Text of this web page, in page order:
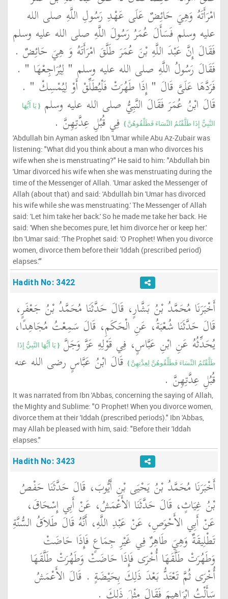
امْرَأَتَهُ وَهِيَ حَائِضٌ عَلَى عَهْدِ رَسُولِ اللَّهِ صلى الله
عليه وسلم فَسَأَلَ عُمَرُ رَسُولَ اللَّهِ صلى الله عليه وسلم
فَقَالَ إِنَّ عَبْدَ اللَّهِ بْنَ عُمَرَ طَلَّقَ امْرَأَتَهُ وَ هِيَ حَائِضٌ ‏.‏
فَقَالَ رَسُولُ اللَّهِ صلى الله عليه وسلم ‏"‏ لِيُرَاجِعْهَا ‏"‏ ‏.‏
فَرَدَّهَا عَلَىَّ قَالَ ‏"‏ إِذَا طَهُرَتْ فَلْيُطَلِّقْ أَوْ لِيُمْسِكْ ‏"‏ ‏.‏
قَالَ ابْنُ عُمَرَ فَقَالَ النَّبِيُّ صلى الله عليه وسلم ‏ {‏ يَا أَيُّهَا
النَّبِيُّ إِذَا طَلَّقْتُمُ النِّسَاءَ فَطَلِّقُوهُنَّ ‏} ‏ فِي قُبُلِ عِدَّتِهِنَّ ‏.‏
'Abdullah bin Ayman asked Ibn 'Umar while Abu Az-Zubair was
listening: "What did you think about a man who divorces his
wife when she is menstruating?" He said to him: "Abdullah bin
'Umar divorced his wife when she was menstruating during the
time of the Messenger of Allah. 'Umar asked the Messenger of
Allah (about that) and said: 'Abdullah bin 'Umar has divorced
his wife while she was menstruating.' The Messenger of Allah
said: 'Let him take her back.' So he made me take her back. He
said: 'When she becomes pure, let him divorce her or keep her.'
Ibn 'Umar said: 'The Prophet said: 'O Prophet! When you divorce
women, divorce them before their 'Iddah (prescribed period)
elapses.'"
Hadith No: 3422
أَخْبَرَنَا مُحَمَّدُ بْنُ بَشَّارٍ، قَالَ حَدَّثَنَا مُحَمَّدُ بْنُ جَعْفَرٍ،
قَالَ حَدَّثَنَا شُعْبَةُ، عَنِ الْحَكَمِ، قَالَ سَمِعْتُ مُجَاهِدًا،
يُحَدِّثُهُ عَنِ ابْنِ عَبَّاسٍ، فِي قَوْلِهِ عَزَّ وَجَلَّ ‏ {‏ يَا أَيُّهَا النَّبِيُّ إِذَا
طَلَّقْتُمُ النِّسَاءَ فَطَلِّقُوهُنَّ لِعِدَّتِهِنَّ ‏} ‏ قَالَ ابْنُ عَبَّاسٍ رضى الله عنه
قُبُلِ عِدَّتِهِنَّ ‏.‏
It was narrated from Ibn 'Abbas, concerning the saying of Allah,
the Mighty and Sublime: "O Prophet! When you divorce women,
divorce them at their 'Iddah (prescribed periods)." Ibn 'Abbas,
may Allah be pleased with him, said: "Before their 'Iddah
elapses."
Hadith No: 3423
أَخْبَرَنَا مُحَمَّدُ بْنُ يَحْيَى بْنِ أَيُّوبَ، قَالَ حَدَّثَنَا حَفْصُ
بْنُ غِيَاثٍ، قَالَ حَدَّثَنَا الأَعْمَشُ، عَنْ أَبِي إِسْحَاقَ،
عَنْ أَبِي الأَحْوَصِ، عَنْ عَبْدِ اللَّهِ، أَنَّهُ قَالَ طَلاَقُ السُّنَّةِ
تَطْلِيقَةٌ وَهِيَ طَاهِرٌ فِي غَيْرِ جِمَاعٍ فَإِذَا حَاضَتْ
وَطَهُرَتْ طَلَّقَهَا أُخْرَى فَإِذَا حَاضَتْ وَطَهُرَتْ طَلَّقَهَا
أُخْرَى ثُمَّ تَعْتَدُّ بَعْدَ ذَلِكَ بِحَيْضَةٍ ‏.‏ قَالَ الأَعْمَشُ